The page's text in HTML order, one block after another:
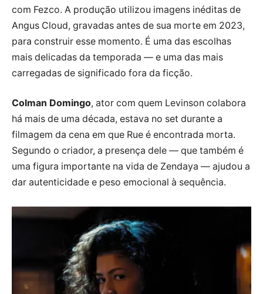
com Fezco. A produção utilizou imagens inéditas de
Angus Cloud, gravadas antes de sua morte em 2023,
para construir esse momento. É uma das escolhas
mais delicadas da temporada — e uma das mais
carregadas de significado fora da ficção.
Colman Domingo, ator com quem Levinson colabora
há mais de uma década, estava no set durante a
filmagem da cena em que Rue é encontrada morta.
Segundo o criador, a presença dele — que também é
uma figura importante na vida de Zendaya — ajudou a
dar autenticidade e peso emocional à sequência.